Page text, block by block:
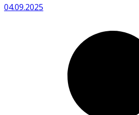
04.09.2025